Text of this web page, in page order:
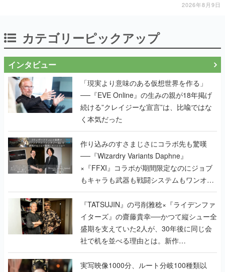
2026年8月9日
カテゴリーピックアップ
インタビュー
「現実より意味のある仮想世界を作る」
──『EVE Online』の生みの親が18年掲げ
続ける”クレイジーな宣言”は、比喩ではな
く本気だった
作り込みのすさまじさにコラボ先も驚嘆
──『Wizardry Variants Daphne』
×『FFXI』コラボが期間限定なのにジョブ
もキャラも武器も戦闘システムもワンオフ
で作り込まれた理由を両ディレクターに聞
く
『TATSUJIN』の弓削雅稔×『ライデンファ
イターズ』の齋藤貴幸──かつて縦シュー全
盛期を支えていた2人が、30年後に同じ会
社で机を並べる理由とは。新作
『TATSUJIN EXTREME』で初タッグを組
んだレジェンド2人に訊く開発秘話
実写映像1000分、ルート分岐100種類以